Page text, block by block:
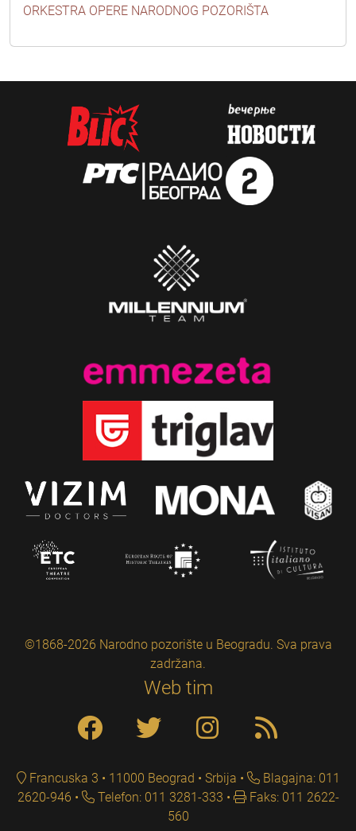
ORKESTRA OPERE NARODNOG POZORIŠTA
©1868-2026 Narodno pozorište u Beogradu. Sva prava
zadržana.
Web tim
Francuska 3 • 11000 Beograd • Srbija
Blagajna: 011
2620-946
Telefon: 011 3281-333
Faks: 011 2622-
560